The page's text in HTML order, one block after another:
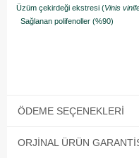
Üzüm çekirdeği ekstresi (Vinis
Sağlanan polifenoller (%90)
ÖDEME SEÇENEKLERI
ORJINAL ÜRÜN